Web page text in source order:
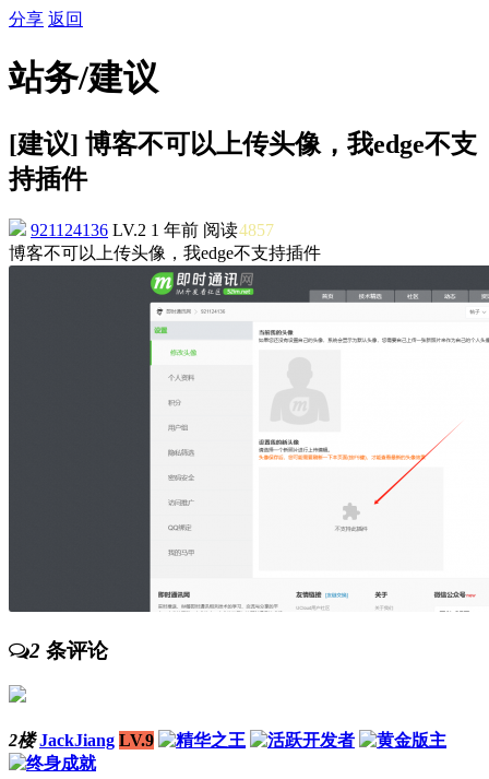
分享 返回
站务/建议
[建议] 博客不可以上传头像，我edge不支
持插件
921124136 LV.2 1 年前 阅读4857
博客不可以上传头像，我edge不支持插件
2 条评论
2楼 JackJiang LV.9